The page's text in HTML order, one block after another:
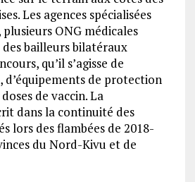
Les agences spécialisées
ONG médicales
bailleurs bilatéraux
qu’il s’agisse de
d’équipements de protection
de vaccin. La
dans la continuité des
lors des flambées de 2018-
du Nord-Kivu et de